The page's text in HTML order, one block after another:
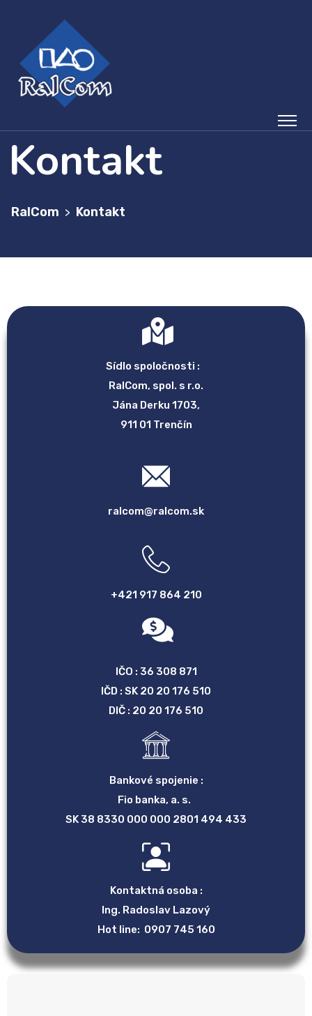
Kontakt
RalCom > Kontakt
Sídlo spoločnosti :
RalCom, spol. s r.o.
Jána Derku 1703,
911 01 Trenčín
ralcom@ralcom.sk
+421 917 864 210
IČO : 36 308 871
IČD : SK 20 20 176 510
DIČ : 20 20 176 510
Bankové spojenie :
Fio banka, a. s.
SK 38 8330 000 000 2801 494 433
Kontaktná osoba :
Ing. Radoslav Lazový
Hot line: 0907 745 160